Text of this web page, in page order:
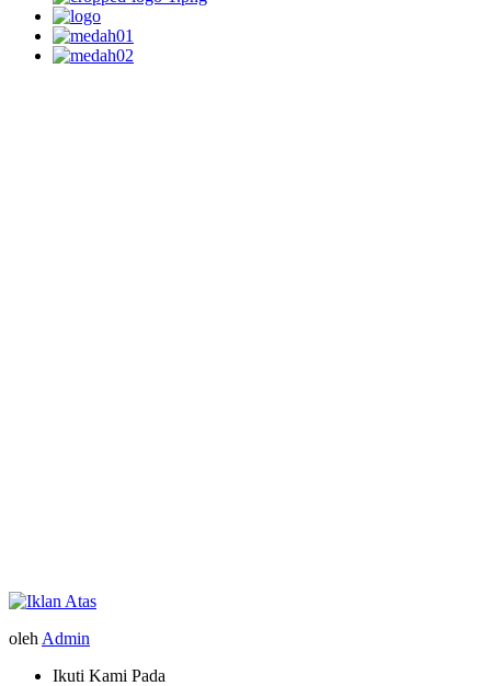
oleh Admin
Ikuti Kami Pada